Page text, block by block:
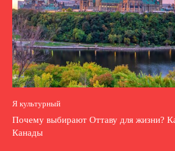
Я культурный
Почему выбирают Оттаву для жизни?
Канады